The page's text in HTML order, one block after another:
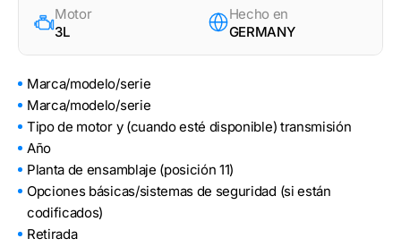
Motor
3L
Hecho en
GERMANY
Marca/modelo/serie
Marca/modelo/serie
Tipo de motor y (cuando esté disponible) transmisión
Año
Planta de ensamblaje (posición 11)
Opciones básicas/sistemas de seguridad (si están
codificados)
Retirada